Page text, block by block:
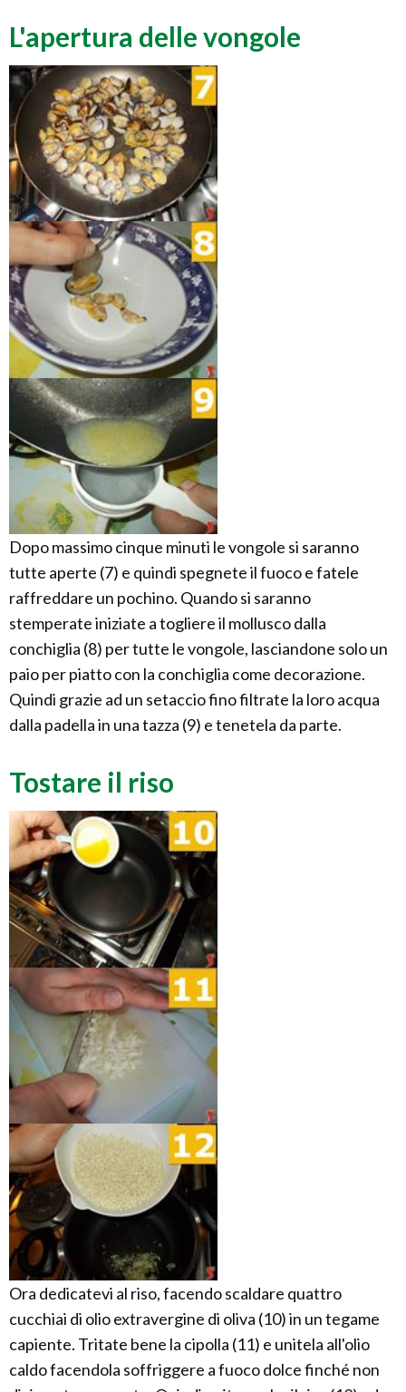
L'apertura delle vongole
Dopo massimo cinque minuti le vongole si saranno
tutte aperte (7) e quindi spegnete il fuoco e fatele
raffreddare un pochino. Quando si saranno
stemperate iniziate a togliere il mollusco dalla
conchiglia (8) per tutte le vongole, lasciandone solo un
paio per piatto con la conchiglia come decorazione.
Quindi grazie ad un setaccio fino filtrate la loro acqua
dalla padella in una tazza (9) e tenetela da parte.
Tostare il riso
Ora dedicatevi al riso, facendo scaldare quattro
cucchiai di olio extravergine di oliva (10) in un tegame
capiente. Tritate bene la cipolla (11) e unitela all'olio
caldo facendola soffriggere a fuoco dolce finché non